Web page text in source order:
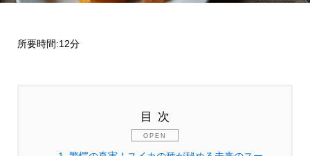
所要時間:12分
目次